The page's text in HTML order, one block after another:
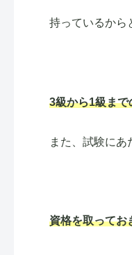
持っているから
3級から1級ま
また、試験にあ
資格を取ってお